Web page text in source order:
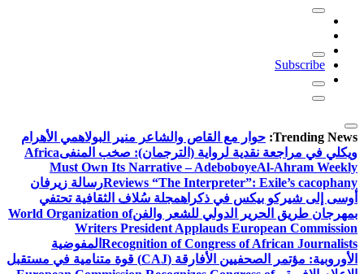
Subscribe
Trending News: حوار مع القاص والشاعر منير البولاهمي الأهرام
ويكلي في مراجعة نقدية لرواية (الترجمان): صخب المنفىAfrica
Must Own Its Narrative – AdeboboyeAl-Ahram Weekly
Reviews “The Interpreter”: Exile’s cacophanyرسالة زيرفان
أوسى إلى شيركو بيكس في ذكراهمجلة سُلاف الثقافية تحتفي
بمهرجان طريق الحرير الدولي للشعر والفنWorld Organization of
Writers President Applauds European Commission
Recognition of Congress of African Journalists المفوضية
الأوروبية: مؤتمر الصحفيين الأفارقة (CAJ) قوة متنامية في مستقبل